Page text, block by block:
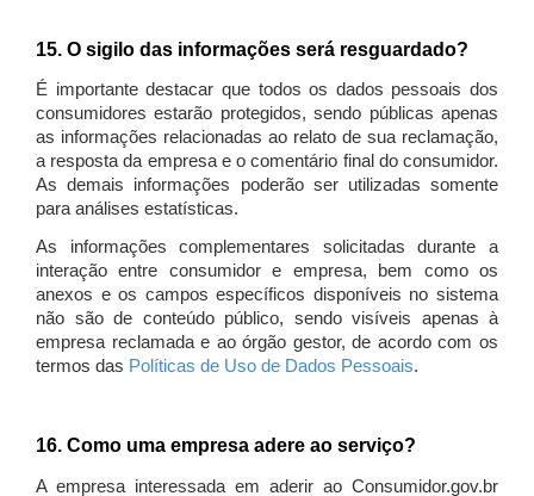
15. O sigilo das informações será resguardado?
É importante destacar que todos os dados pessoais dos
consumidores estarão protegidos, sendo públicas apenas
as informações relacionadas ao relato de sua reclamação,
a resposta da empresa e o comentário final do consumidor.
As demais informações poderão ser utilizadas somente
para análises estatísticas.
As informações complementares solicitadas durante a
interação entre consumidor e empresa, bem como os
anexos e os campos específicos disponíveis no sistema
não são de conteúdo público, sendo visíveis apenas à
empresa reclamada e ao órgão gestor, de acordo com os
termos das Políticas de Uso de Dados Pessoais.
16. Como uma empresa adere ao serviço?
A empresa interessada em aderir ao Consumidor.gov.br